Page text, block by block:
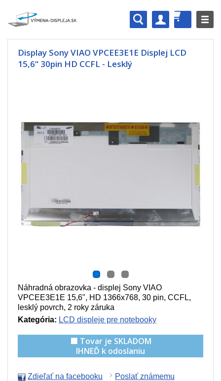
Display Sony VIAO VPCEE3E1E Displej LCD
15,6“ 30pin HD CCFL - Lesklý
Náhradná obrazovka - displej Sony VIAO
VPCEE3E1E 15,6", HD 1366x768, 30 pin, CCFL,
lesklý povrch, 2 roky záruka
Kategória: LCD displeje pre notebooky
🟩 Tovar je SKLADOM
IHNEĎ k odoslaniu
Zdieľať na facebooku Poslať známemu